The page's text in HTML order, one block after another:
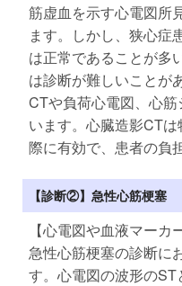
筋虚血を示す心電図所
ます。しかし、狭心症
は正常であることが多
は診断が難しいことが
CTや負荷心電図、心
います。心臓造影CT
際に有効で、患者の負
【診断②】急性心筋梗塞
【心電図や血液マーカ
急性心筋梗塞の診断に
す。心電図の波形の